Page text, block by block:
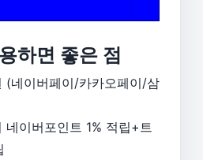
하면 좋은 점
(네이버페이/카카오페이/삼
이버포인트 1% 적립+트